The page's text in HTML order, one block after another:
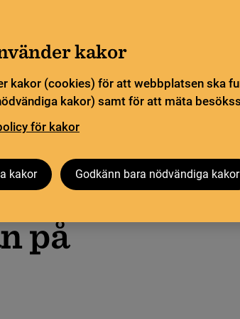
kakor
kakor (cookies) för att webbplatsen ska
kakor) samt för att mäta
för kakor
kakor Godkänn bara nödvändiga kakor
Pliktleverans och ISBN
Öppen vetenskap
på